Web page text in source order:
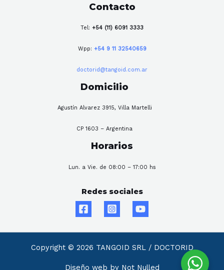
Contacto
Tel: +54 (11) 6091 3333
Wpp: +54 9 11 32540659
doctorid@tangoid.com.ar
Domicilio
Agustín Alvarez 3915, Villa Martelli
CP 1603 – Argentina
Horarios
Lun. a Vie. de 08:00 – 17:00 hs
Redes sociales
Copyright © 2026 TANGOID SRL / DOCTORID
Diseño web by Not Nulled